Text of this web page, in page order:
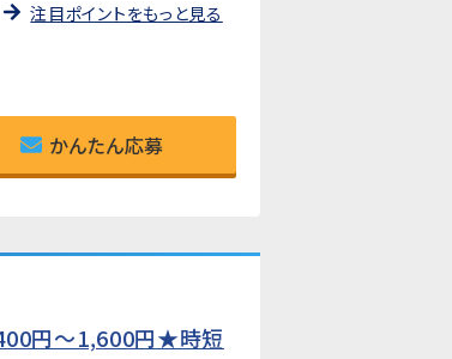
注目ポイントをもっと見る
かんたん応募
円〜1,600円★時短